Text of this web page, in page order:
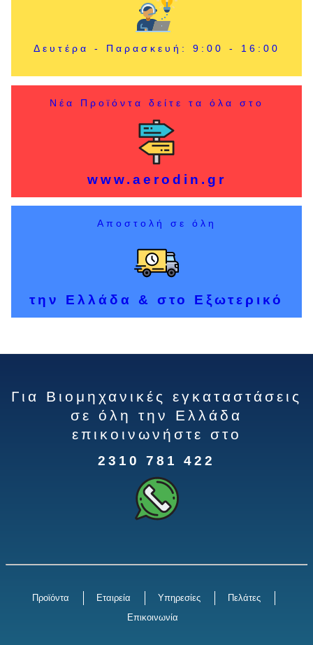
Δευτέρα - Παρασκευή: 9:00 - 16:00
Νέα Προϊόντα δείτε τα όλα στο
www.aerodin.gr
Αποστολή σε όλη
την Ελλάδα & στο Εξωτερικό
Για Βιομηχανικές εγκαταστάσεις
σε όλη την Ελλάδα
επικοινωνήστε στο
2310 781 422
Προϊόντα Εταιρεία Υπηρεσίες
Πελάτες
Επικοινωνία